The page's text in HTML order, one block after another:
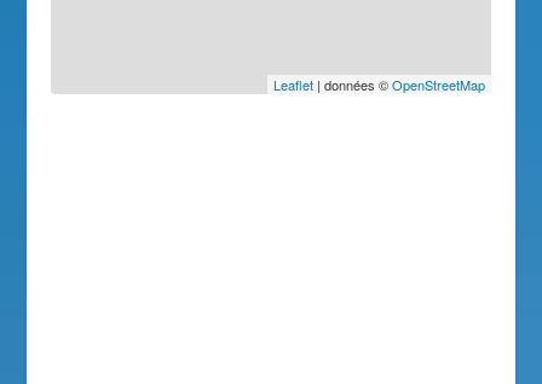
Leaflet| données ©OpenStreetMap